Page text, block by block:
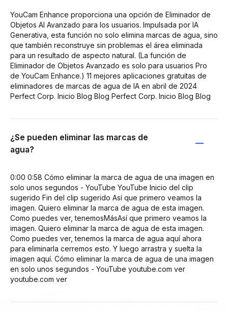
YouCam Enhance proporciona una opción de Eliminador de
Objetos AI Avanzado para los usuarios. Impulsada por IA
Generativa, esta función no solo elimina marcas de agua, sino
que también reconstruye sin problemas el área eliminada
para un resultado de aspecto natural. (La función de
Eliminador de Objetos Avanzado es solo para usuarios Pro
de YouCam Enhance.) 11 mejores aplicaciones gratuitas de
eliminadores de marcas de agua de IA en abril de 2024
Perfect Corp. Inicio Blog Blog Perfect Corp. Inicio Blog Blog
¿Se pueden eliminar las marcas de
agua?
0:00 0:58 Cómo eliminar la marca de agua de una imagen en
solo unos segundos - YouTube YouTube Inicio del clip
sugerido Fin del clip sugerido Así que primero veamos la
imagen. Quiero eliminar la marca de agua de esta imagen.
Como puedes ver, tenemosMásAsí que primero veamos la
imagen. Quiero eliminar la marca de agua de esta imagen.
Como puedes ver, tenemos la marca de agua aquí ahora
para eliminarla cerremos esto. Y luego arrastra y suelta la
imagen aquí. Cómo eliminar la marca de agua de una imagen
en solo unos segundos - YouTube youtube.com ver
youtube.com ver